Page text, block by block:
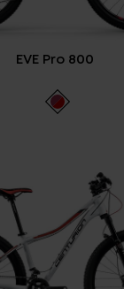
EVE Pro 800